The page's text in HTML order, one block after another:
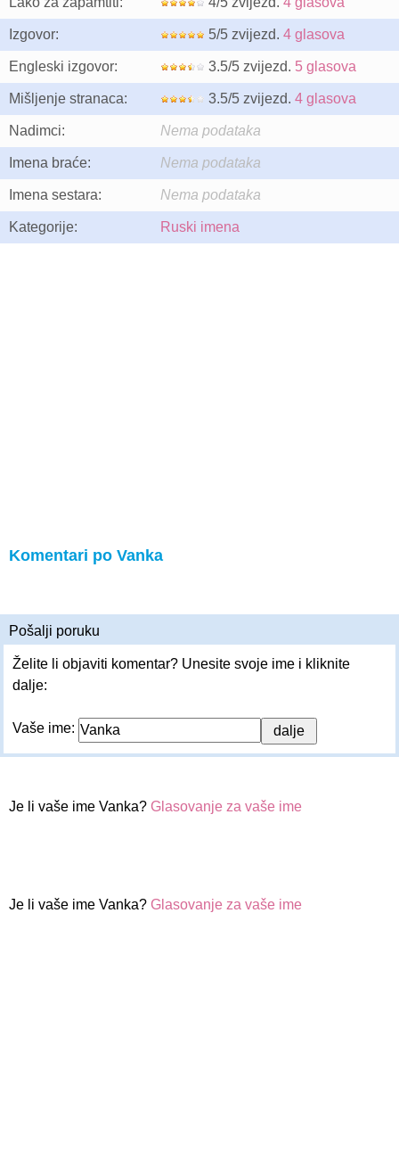
Izgovor: 5/5 zvijezd. 4 glasova
Engleski izgovor: 3.5/5 zvijezd. 5 glasova
Mišljenje stranaca: 3.5/5 zvijezd. 4 glasova
Nadimci: Nema podataka
Imena braće: Nema podataka
Imena sestara: Nema podataka
Kategorije: Ruski imena
Komentari po Vanka
Pošalji poruku
Želite li objaviti komentar? Unesite svoje ime i kliknite
dalje:
Vaše ime:
Je li vaše ime Vanka? Glasovanje za vaše ime
Je li vaše ime Vanka? Glasovanje za vaše ime